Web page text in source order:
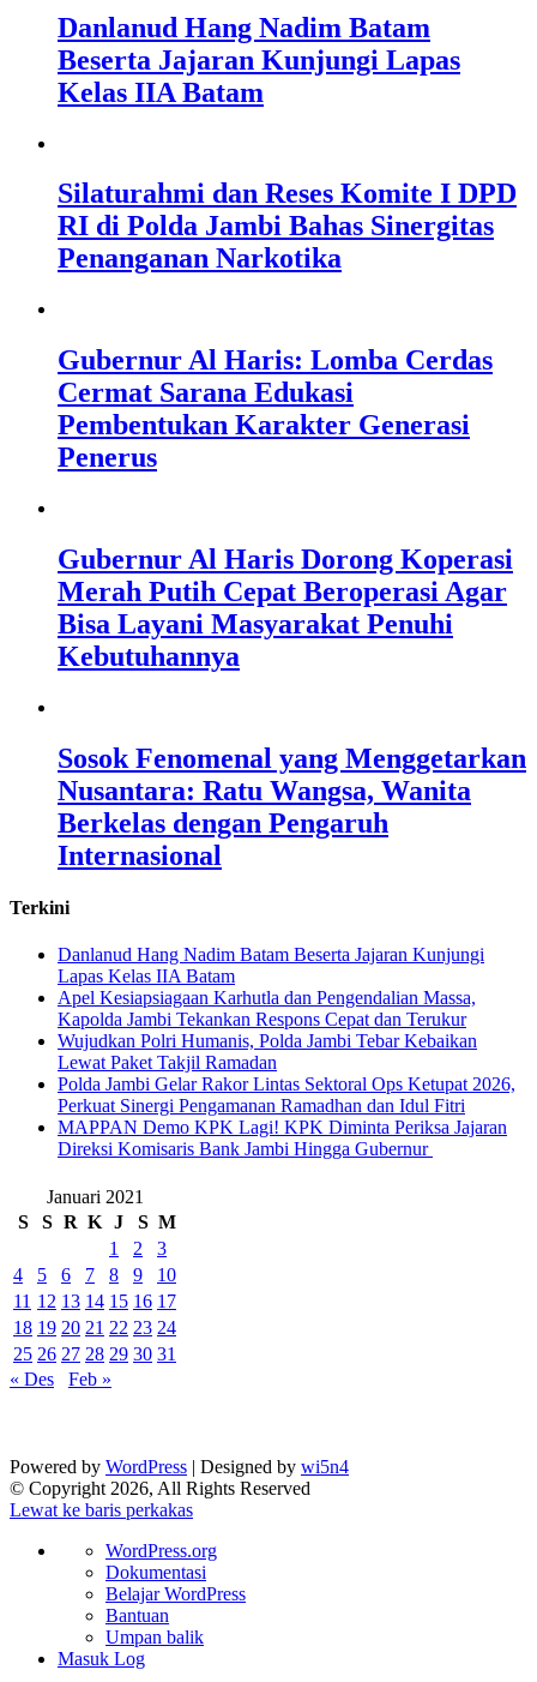
Danlanud Hang Nadim Batam
Beserta Jajaran Kunjungi Lapas
Kelas IIA Batam
Silaturahmi dan Reses Komite I DPD
RI di Polda Jambi Bahas Sinergitas
Penanganan Narkotika
Gubernur Al Haris: Lomba Cerdas
Cermat Sarana Edukasi
Pembentukan Karakter Generasi
Penerus
Gubernur Al Haris Dorong Koperasi
Merah Putih Cepat Beroperasi Agar
Bisa Layani Masyarakat Penuhi
Kebutuhannya
Sosok Fenomenal yang Menggetarkan
Nusantara: Ratu Wangsa, Wanita
Berkelas dengan Pengaruh
Internasional
Terkini
Danlanud Hang Nadim Batam Beserta Jajaran Kunjungi
Lapas Kelas IIA Batam
Apel Kesiapsiagaan Karhutla dan Pengendalian Massa,
Kapolda Jambi Tekankan Respons Cepat dan Terukur
Wujudkan Polri Humanis, Polda Jambi Tebar Kebaikan
Lewat Paket Takjil Ramadan
Polda Jambi Gelar Rakor Lintas Sektoral Ops Ketupat 2026,
Perkuat Sinergi Pengamanan Ramadhan dan Idul Fitri
‎MAPPAN Demo KPK Lagi! KPK Diminta Periksa Jajaran
Direksi Komisaris Bank Jambi Hingga Gubernur ‎
Januari 2021
S
S R K J S M
1
2
3
4
5 6 7 8 9
10
11 12 13 14 15 16 17
18 19 20 21 22 23 24
25 26 27 28 29 30 31
« Des
Feb »
Powered by WordPress | Designed by wi5n4
© Copyright 2026, All Rights Reserved
Lewat ke baris perkakas
Tentang
WordPress
WordPress.org
Dokumentasi
Belajar WordPress
Bantuan
Umpan balik
Masuk Log